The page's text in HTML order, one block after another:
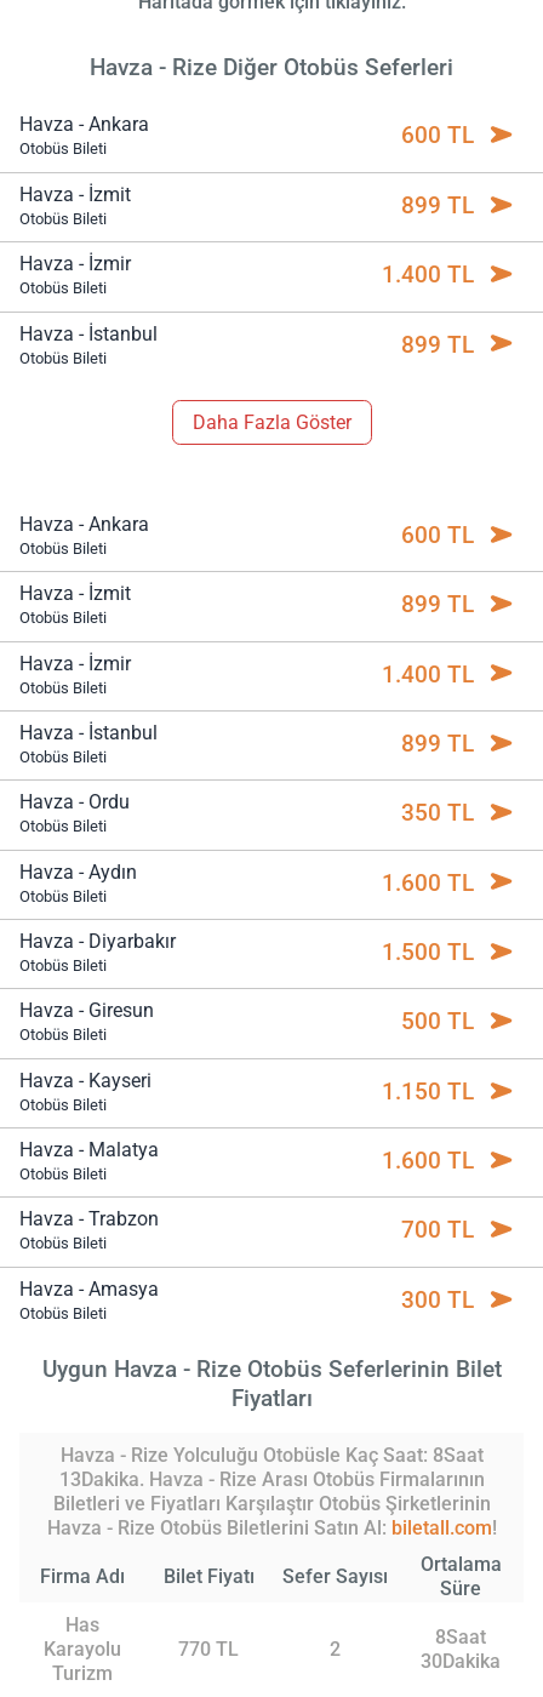
Havza - Rize Diğer Otobüs Seferleri
Havza - Ankara
Otobüs Bileti 600 TL
Havza - İzmit
Otobüs Bileti 899 TL
Havza - İzmir
Otobüs Bileti 1.400 TL
Havza - İstanbul
Otobüs Bileti 899 TL
Daha Fazla Göster
Havza - Ankara
Otobüs Bileti 600 TL
Havza - İzmit
Otobüs Bileti 899 TL
Havza - İzmir
Otobüs Bileti 1.400 TL
Havza - İstanbul
Otobüs Bileti 899 TL
Havza - Ordu
Otobüs Bileti 350 TL
Havza - Aydın
Otobüs Bileti 1.600 TL
Havza - Diyarbakır
Otobüs Bileti 1.500 TL
Havza - Giresun
Otobüs Bileti 500 TL
Havza - Kayseri
Otobüs Bileti 1.150 TL
Havza - Malatya
Otobüs Bileti 1.600 TL
Havza - Trabzon
Otobüs Bileti 700 TL
Havza - Amasya
Otobüs Bileti 300 TL
Uygun Havza - Rize Otobüs Seferlerinin Bilet
Fiyatları
Havza - Rize Yolculuğu Otobüsle Kaç Saat: 8Saat
13Dakika. Havza - Rize Arası Otobüs Firmalarının
Biletleri ve Fiyatları Karşılaştır Otobüs Şirketlerinin
Havza - Rize Otobüs Biletlerini Satın Al: biletall.com!
Firma Adı Bilet Fiyatı Sefer Sayısı
Ortalama
Süre
Has
Karayolu
Turizm
770 TL 2
8Saat
30Dakika